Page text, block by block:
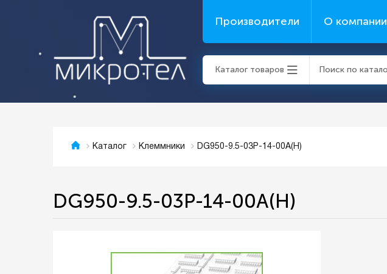
Производители О компании
Каталог товаров
Каталог Клеммники DG950-9.5-03P-14-00A(H)
DG950-9.5-03P-14-00A(H)